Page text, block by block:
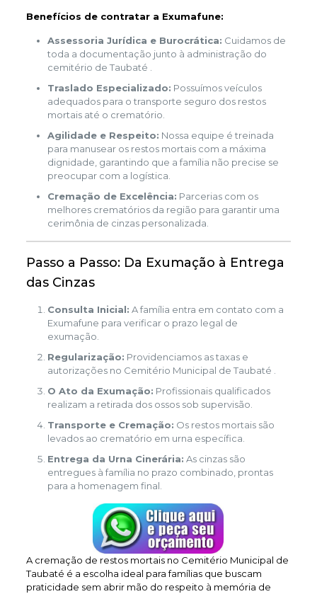
Benefícios de contratar a Exumafune:
Assessoria Jurídica e Burocrática: Cuidamos de
toda a documentação junto à administração do
cemitério de Taubaté .
Traslado Especializado: Possuímos veículos
adequados para o transporte seguro dos restos
mortais até o crematório.
Agilidade e Respeito: Nossa equipe é treinada
para manusear os restos mortais com a máxima
dignidade, garantindo que a família não precise se
preocupar com a logística.
Cremação de Excelência: Parcerias com os
melhores crematórios da região para garantir uma
cerimônia de cinzas personalizada.
Passo a Passo: Da Exumação à Entrega
das Cinzas
Consulta Inicial: A família entra em contato com a
Exumafune para verificar o prazo legal de
exumação.
Regularização: Providenciamos as taxas e
autorizações no Cemitério Municipal de Taubaté .
O Ato da Exumação: Profissionais qualificados
realizam a retirada dos ossos sob supervisão.
Transporte e Cremação: Os restos mortais são
levados ao crematório em urna específica.
Entrega da Urna Cinerária: As cinzas são
entregues à família no prazo combinado, prontas
para a homenagem final.
A cremação de restos mortais no Cemitério Municipal de
Taubaté é a escolha ideal para famílias que buscam
praticidade sem abrir mão do respeito à memória de